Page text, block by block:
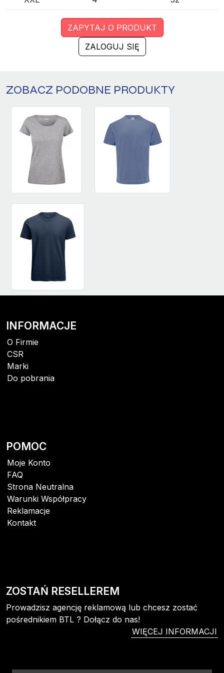
ZALOGUJ SIĘ
ZAPYTAJ O PRODUKT
ZOBACZ PODOBNE PRODUKTY
INFORMACJE
O Firmie
CSR
Marki
Do pobrania
POMOC
Moje Konto
FAQ
Strona Neutralna
Warunki Współpracy
Reklamacje
Kontakt
ZOSTAŃ RESELLEREM
Prowadzisz agencję reklamową lub chcesz zostać
pośrednikiem BTL ? Dołącz do nas!
WIĘCEJ INFORMACJI